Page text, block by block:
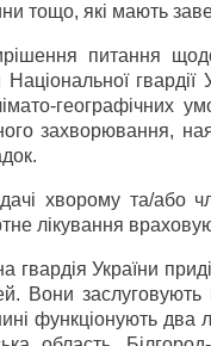
тощо, які мають
питання
гвардії
географічних
захворювання,
хворому та/або
лікування
гвардія України
Вони
функціонують